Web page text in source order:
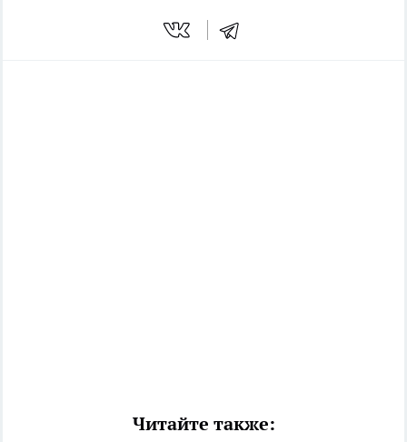
Читайте также: